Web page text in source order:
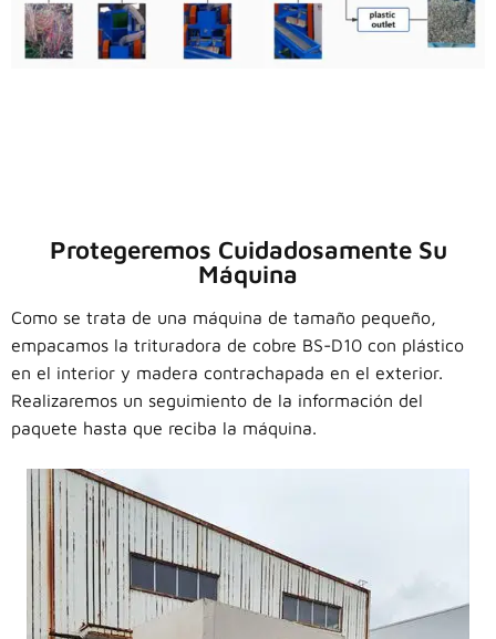
Protegeremos Cuidadosamente Su
Máquina
Como se trata de una máquina de tamaño pequeño,
empacamos la trituradora de cobre BS-D10 con plástico
en el interior y madera contrachapada en el exterior.
Realizaremos un seguimiento de la información del
paquete hasta que reciba la máquina.